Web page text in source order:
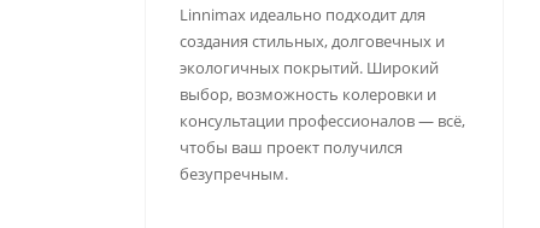
Linnimax идеально подходит для
создания стильных, долговечных и
экологичных покрытий. Широкий
выбор, возможность колеровки и
консультации профессионалов — всё,
чтобы ваш проект получился
безупречным.